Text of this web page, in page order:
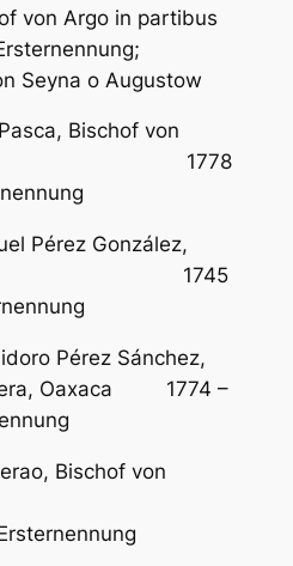
von Argo in partibus
Seyna o Augustow
Bischof von
1778
Pérez González,
Gerona 1745
Pérez Sánchez,
Oaxaca 1774 –
Bischof von